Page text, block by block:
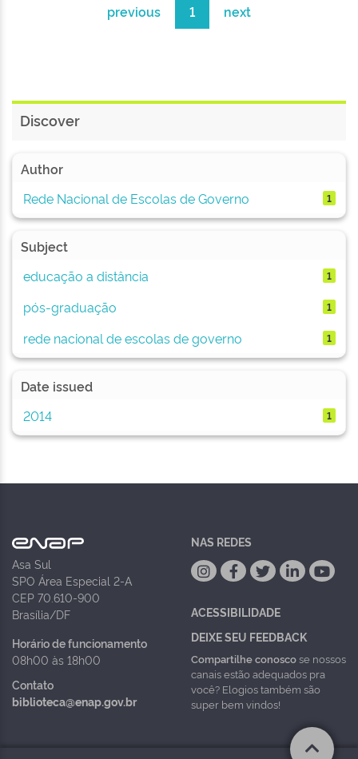
previous 1 next
Discover
Author
Rede Nacional de Escolas de Governo
1
Subject
educação a distância
1
pós-graduação 1
rede nacional de escolas de governo 1
Date issued
2014
1
Asa Sul
SPO Área Especial 2-A
CEP 70.610-900
Brasília/DF
Horário de funcionamento
08h00 às 18h00
Contato
biblioteca@enap.gov.br
NAS REDES
ACESSIBILIDADE
DEIXE SEU FEEDBACK
Compartilhe conoscose nossos
canais estão adequados pra
você? Elogios também são
super bem vindos!